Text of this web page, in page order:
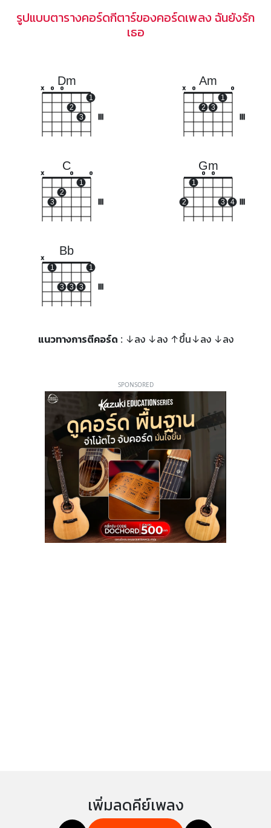
รูปแบบตารางคอร์ดกีตาร์ของคอร์ดเพลง ฉันยังรัก
เธอ
Dm
x o o
2
3
1
Am
x o
2 3
1
o
C
x
3
2
o
1
o
Gm
2
1
o o
3 4
Bb
x
1
3 3 3
1
แนวทางการตีคอร์ด : ↓ลง ↓ลง ↑ขึ้น↓ลง ↓ลง
SPONSORED
เพิ่มลดคีย์เพลง